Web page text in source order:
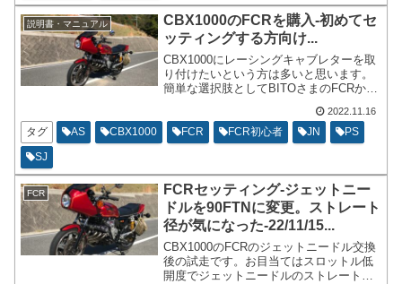
説明書・マニュアル
CBX1000のFCRを購入-初めてセ
ッティングする方向け...
CBX1000にレーシングキャブレターを取
り付けたいという方は多いと思います。
簡単な選択肢としてBITOさまのFCRか
TMRも特注で作れる様子です。私が現在
購入するなら、FCRを選びます。
2022.11.16
タグ AS CBX1000 FCR FCR初心者 JN
PS
SJ
FCR
FCRセッティング-ジェットニー
ドルを90FTNに変更。ストレート
径が気になった-22/11/15...
CBX1000のFCRのジェットニードル交換
後の試走です。お目当てはスロットル低
開度でジェットニードルのストレート径